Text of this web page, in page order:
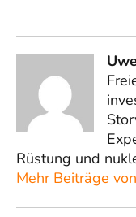
Rüstung und
Mehr Beiträge